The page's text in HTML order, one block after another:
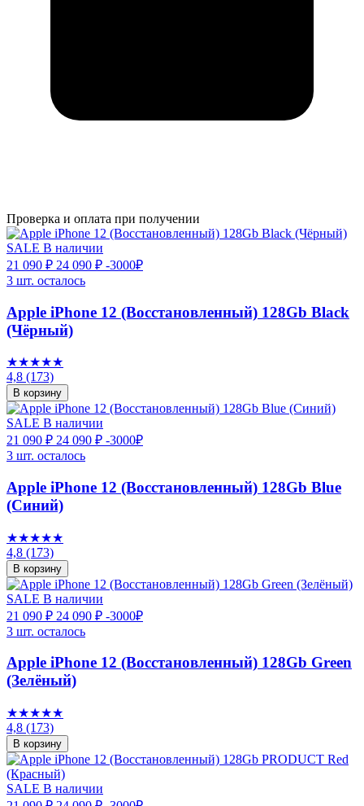
Проверка и оплата при получении
SALE В наличии
21 090 ₽ 24 090 ₽ -3000₽
3 шт. осталось
Apple iPhone 12 (Восстановленный) 128Gb Black
(Чёрный)
★★★★★
4,8 (173)
В корзину
SALE В наличии
21 090 ₽ 24 090 ₽ -3000₽
3 шт. осталось
Apple iPhone 12 (Восстановленный) 128Gb Blue
(Синий)
★★★★★
4,8 (173)
В корзину
SALE В наличии
21 090 ₽ 24 090 ₽ -3000₽
3 шт. осталось
Apple iPhone 12 (Восстановленный) 128Gb Green
(Зелёный)
★★★★★
4,8 (173)
В корзину
SALE В наличии